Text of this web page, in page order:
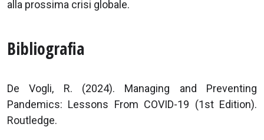
alla prossima crisi globale.
Bibliografia
De Vogli, R. (2024). Managing and Preventing
Pandemics: Lessons From COVID-19 (1st Edition).
Routledge.